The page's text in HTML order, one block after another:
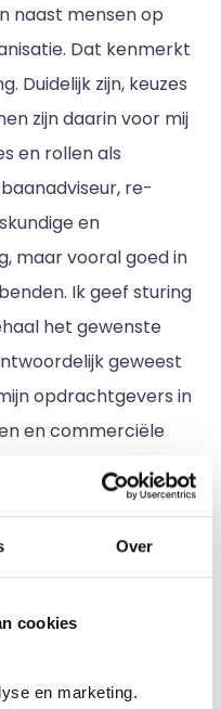
Over
cookies
en marketing.
naast mensen op
Dat kenmerkt
Duidelijk zijn, keuzes
zijn daarin voor mij
en rollen als
re-
en
maar vooral goed in
Ik geef sturing
het gewenste
geweest
opdrachtgevers in
en commerciële
Deze
de toekomst. In
ik constant actief